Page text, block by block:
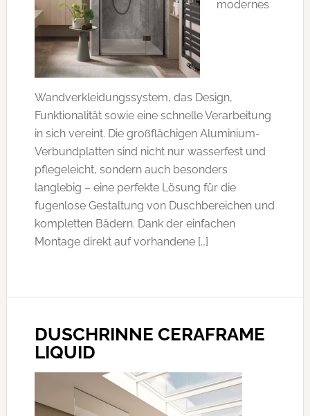
modernes
Wandverkleidungssystem, das Design,
Funktionalität sowie eine schnelle Verarbeitung
in sich vereint. Die großflächigen Aluminium-
Verbundplatten sind nicht nur wasserfest und
pflegeleicht, sondern auch besonders
langlebig – eine perfekte Lösung für die
fugenlose Gestaltung von Duschbereichen und
kompletten Bädern. Dank der einfachen
Montage direkt auf vorhandene […]
DUSCHRINNE CERAFRAME
LIQUID